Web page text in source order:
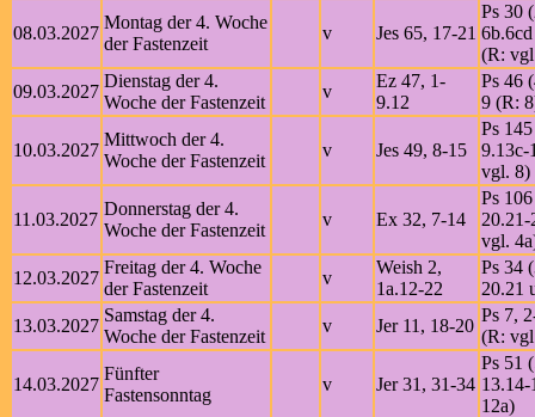
08.03.2027
Montag der 4. Woche
der Fastenzeit
v Jes 65, 17-21
Ps 30
(R:
09.03.2027
Dienstag der 4.
Woche der Fastenzeit
v
Ez 47, 1-
9.12
Ps 46
9 (R:
10.03.2027
Mittwoch der 4.
Woche der Fastenzeit
v Jes 49, 8-15
Ps
9.13c-
vgl. 8)
11.03.2027
Donnerstag der 4.
Woche der Fastenzeit
v Ex 32, 7-14
Ps
vgl.
12.03.2027
Freitag der 4. Woche
der Fastenzeit
v
Weish 2,
1a.12-22
Ps 34
20.21
13.03.2027
Samstag der 4.
Woche der Fastenzeit
v Jer 11, 18-20
Ps 7,
(R:
14.03.2027
Fünfter
Fastensonntag
v Jer 31, 31-34
Ps 51
12a)